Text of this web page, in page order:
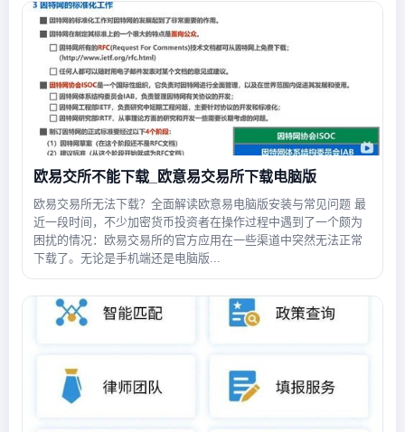
欧易交所不能下载_欧意易交易所下载电脑版
欧易交易所无法下载？全面解读欧意易电脑版安装与常见问题 最
近一段时间，不少加密货币投资者在操作过程中遇到了一个颇为
困扰的情况：欧易交易所的官方应用在一些渠道中突然无法正常
下载了。无论是手机端还是电脑版...